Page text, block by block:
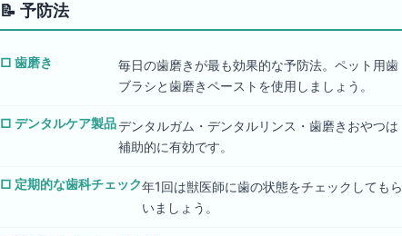
📝 予防法
□ 歯磨き
毎日の歯磨きが最も効果的な予防法。ペット用歯
ブラシと歯磨きペーストを使用しましょう。
□ デンタルケア製品デンタルガム・デンタルリンス・歯磨きおやつは
補助的に有効です。
□ 定期的な歯科チェック年1回は獣医師に歯の状態をチェックしてもら
いましょう。